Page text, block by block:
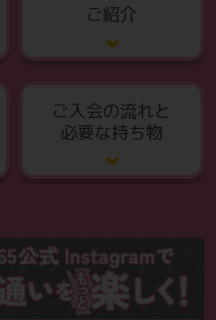
ご紹介
ご入会の流れと
必要な持ち物